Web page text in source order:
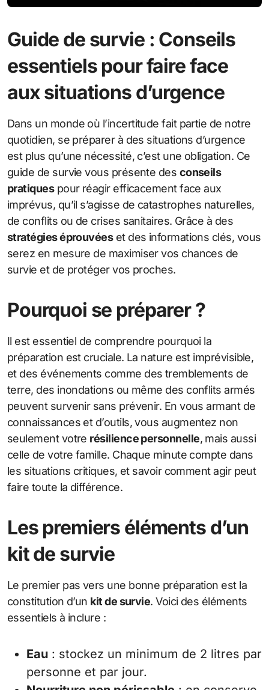
Guide de survie : Conseils
essentiels pour faire face
aux situations d’urgence
Dans un monde où l’incertitude fait partie de notre
quotidien, se préparer à des situations d’urgence
est plus qu’une nécessité, c’est une obligation. Ce
guide de survie vous présente des conseils
pratiquespour réagir efficacement face aux
imprévus, qu’il s’agisse de catastrophes naturelles,
de conflits ou de crises sanitaires. Grâce à des
stratégies éprouvéeset des informations clés, vous
serez en mesure de maximiser vos chances de
survie et de protéger vos proches.
Pourquoi se préparer ?
Il est essentiel de comprendre pourquoi la
préparation est cruciale. La nature est imprévisible,
et des événements comme des tremblements de
terre, des inondations ou même des conflits armés
peuvent survenir sans prévenir. En vous armant de
connaissances et d’outils, vous augmentez non
seulement votre résilience personnelle, mais aussi
celle de votre famille. Chaque minute compte dans
les situations critiques, et savoir comment agir peut
faire toute la différence.
Les premiers éléments d’un
kit de survie
Le premier pas vers une bonne préparation est la
constitution d’un kit de survie. Voici des éléments
essentiels à inclure :
Eau : stockez un minimum de 2 litres par
personne et par jour.